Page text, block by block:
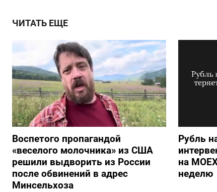
ЧИТАТЬ ЕЩЕ
Воспетого пропагандой
«веселого молочника» из США
решили выдворить из России
после обвинений в адрес
Минсельхоза
Рубль
на МОЕХ
неделю